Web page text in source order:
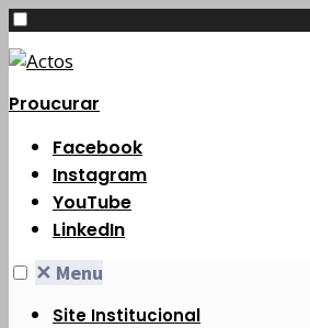
Proucurar
Facebook
Instagram
YouTube
LinkedIn
✕ Menu
Site Institucional